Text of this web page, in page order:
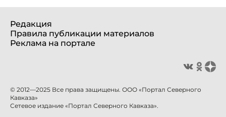
Редакция
Правила публикации материалов
Реклама на портале
© 2012—2025 Все права защищены. ООО «Портал Северного
Кавказа»
Сетевое издание «Портал Северного Кавказа».